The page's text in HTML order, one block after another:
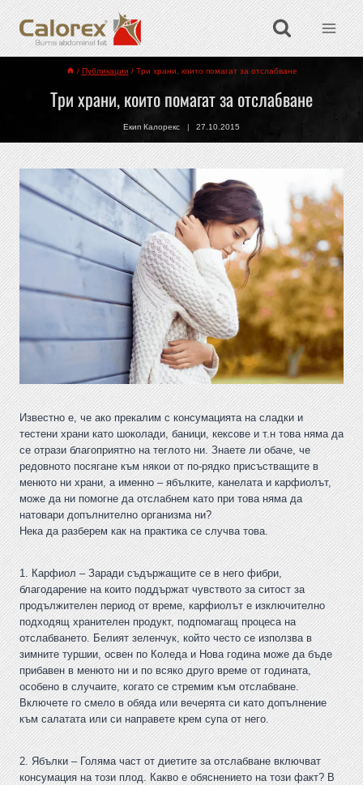
/ Публикации / Tри храни, които помагат за отслабване
Tри храни, които помагат за отслабване
Екип Калорекс 27.10.2015
Известно е, че ако прекалим с консумацията на сладки и
тестени храни като шоколади, баници, кексове и т.н това няма да
се отрази благоприятно на теглото ни. Знаете ли обаче, че
редовното посягане към някои от по-рядко присъстващите в
менюто ни храни, а именно – ябълките, канелата и карфиолът,
може да ни помогне да отслабнем като при това няма да
натовари допълнително организма ни?
Нека да разберем как на практика се случва това.
1. Карфиол – Заради съдържащите се в него фибри,
благодарение на които поддържат чувството за ситост за
продължителен период от време, карфиолът е изключително
подходящ хранителен продукт, подпомагащ процеса на
отслабването. Белият зеленчук, който често се използва в
зимните туршии, освен по Коледа и Нова година може да бъде
прибавен в менюто ни и по всяко друго време от годината,
особено в случаите, когато се стремим към отслабване.
Включете го смело в обяда или вечерята си като допълнение
към салатата или си направете крем супа от него.
2. Ябълки – Голяма част от диетите за отслабване включват
консумация на този плод. Какво е обяснението на този факт? В